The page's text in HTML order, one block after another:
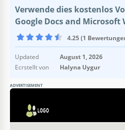
Verwende dies kostenlos
Google Docs and Microsoft
4.25 (1
Updated
August 1, 2026
Ecrstellt von
Halyna Uygur
ADVERTISEMENT